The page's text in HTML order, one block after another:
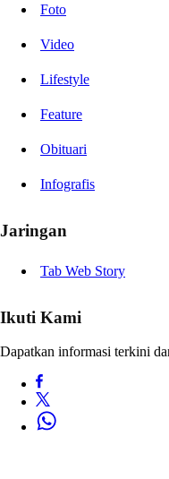
Foto
Video
Lifestyle
Feature
Obituari
Infografis
Jaringan
Tab Web Story
Ikuti Kami
Dapatkan informasi terkini